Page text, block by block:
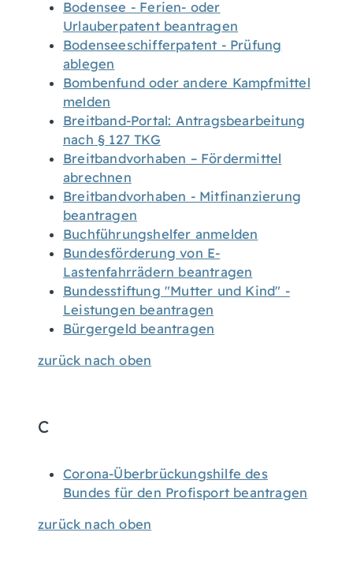
Bodensee - Ferien- oder
Urlauberpatent beantragen
Bodenseeschifferpatent - Prüfung
ablegen
Bombenfund oder andere Kampfmittel
melden
Breitband-Portal: Antragsbearbeitung
nach § 127 TKG
Breitbandvorhaben – Fördermittel
abrechnen
Breitbandvorhaben - Mitfinanzierung
beantragen
Buchführungshelfer anmelden
Bundesförderung von E-
Lastenfahrrädern beantragen
Bundesstiftung "Mutter und Kind" -
Leistungen beantragen
Bürgergeld beantragen
zurück nach oben
C
Corona-Überbrückungshilfe des
Bundes für den Profisport beantragen
zurück nach oben